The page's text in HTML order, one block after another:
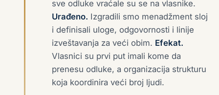
sve odluke vraćale su se na vlasnike.
Urađeno. Izgradili smo menadžment sloj
i definisali uloge, odgovornosti i linije
izveštavanja za veći obim. Efekat.
Vlasnici su prvi put imali kome da
prenesu odluke, a organizacija strukturu
koja koordinira veći broj ljudi.